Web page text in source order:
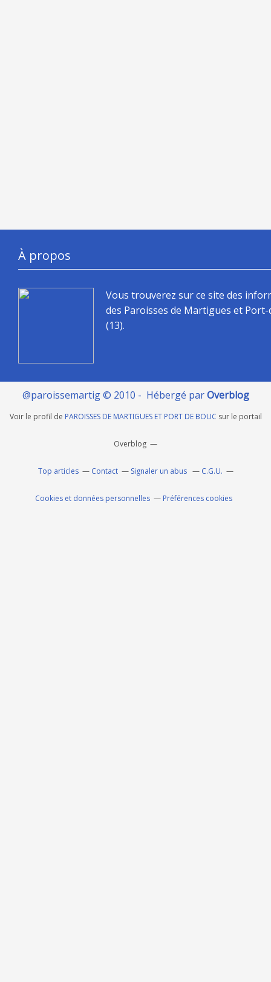
À propos
Vous trouverez sur ce site des
des Paroisses de Martigues et
(13).
@paroissemartig © 2010 - Hébergé parOverblog
Voir le profil de PAROISSES DE MARTIGUES ET PORT DE BOUC sur le portail
Overblog
Top articles Contact Signaler un abus C.G.U.
Cookies et données personnelles Préférences cookies